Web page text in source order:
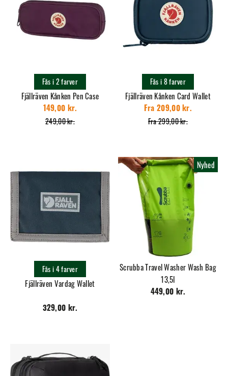
Fjällräven Kånken Pen Case
249,00 kr.
149,00 kr.
Fås i 2 farver
Fjällräven Kånken Card Wallet
Fra 299,00 kr.
Fra 209,00 kr.
Fås i 8 farver
Fjällräven Vardag Wallet
329,00 kr.
Fås i 4 farver
Nyhed
Scrubba Travel Washer Wash Bag
13,5l
449,00 kr.